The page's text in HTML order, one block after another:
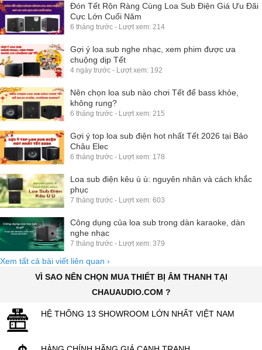
Đón Tết Rộn Ràng Cùng Loa Sub Điện Giá Ưu Đãi
Cực Lớn Cuối Năm
6 tháng trước - Lượt xem: 214
Gợi ý loa sub nghe nhạc, xem phim được ưa
chuộng dịp Tết
4 ngày trước - Lượt xem: 192
Nên chọn loa sub nào chơi Tết để bass khỏe,
không rung?
6 tháng trước - Lượt xem: 215
Gợi ý top loa sub điện hot nhất Tết 2026 tại Bảo
Châu Elec
6 tháng trước - Lượt xem: 178
Loa sub điện kêu ù ù: nguyên nhân và cách khắc
phục
7 tháng trước - Lượt xem: 603
Công dụng của loa sub trong dàn karaoke, dàn
nghe nhạc
7 tháng trước - Lượt xem: 379
Xem tất cả bài viết liên quan ›
VÌ SAO NÊN CHỌN MUA THIẾT BỊ ÂM THANH TẠI
CHAUAUDIO.COM ?
HỆ THỐNG 13 SHOWROOM LỚN NHẤT VIỆT NAM